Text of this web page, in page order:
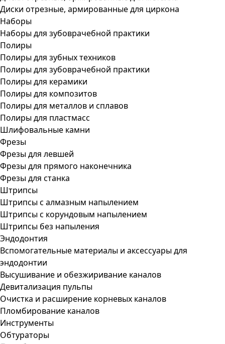
Диски отрезные, армированные для циркона
Наборы
Наборы для зубоврачебной практики
Полиры
Полиры для зубных техников
Полиры для зубоврачебной практики
Полиры для керамики
Полиры для композитов
Полиры для металлов и сплавов
Полиры для пластмасс
Шлифовальные камни
Фрезы
Фрезы для левшей
Фрезы для прямого наконечника
Фрезы для станка
Штрипсы
Штрипсы c алмазным напылением
Штрипсы c корундовым напылением
Штрипсы без напыления
Эндодонтия
Вспомогательные материалы и аксессуары для
эндодонтии
Высушивание и обезжиривание каналов
Девитализация пульпы
Очистка и расширение корневых каналов
Пломбирование каналов
Инструменты
Обтураторы